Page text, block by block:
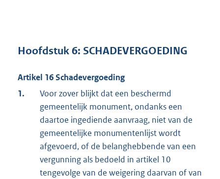
Hoofdstuk 6: SCHADEVERGOEDING
Artikel 16 Schadevergoeding
1.
Voor zover blijkt dat een beschermd
gemeentelijk monument, ondanks een
daartoe ingediende aanvraag, niet van de
gemeentelijke monumentenlijst wordt
afgevoerd, of de belanghebbende van een
vergunning als bedoeld in artikel 10
tengevolge van de weigering daarvan of van